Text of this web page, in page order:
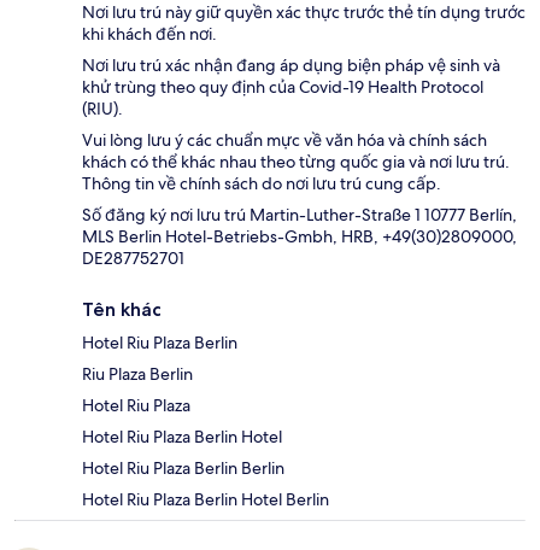
Nơi lưu trú này giữ quyền xác thực trước thẻ tín dụng trước
khi khách đến nơi.
Nơi lưu trú xác nhận đang áp dụng biện pháp vệ sinh và
khử trùng theo quy định của Covid-19 Health Protocol
(RIU).
Vui lòng lưu ý các chuẩn mực về văn hóa và chính sách
khách có thể khác nhau theo từng quốc gia và nơi lưu trú.
Thông tin về chính sách do nơi lưu trú cung cấp.
Số đăng ký nơi lưu trú Martin-Luther-Straße 1 10777 Berlín,
MLS Berlin Hotel-Betriebs-Gmbh, HRB, +49(30)2809000,
DE287752701
Tên khác
Hotel Riu Plaza Berlin
Riu Plaza Berlin
Hotel Riu Plaza
Hotel Riu Plaza Berlin Hotel
Hotel Riu Plaza Berlin Berlin
Hotel Riu Plaza Berlin Hotel Berlin